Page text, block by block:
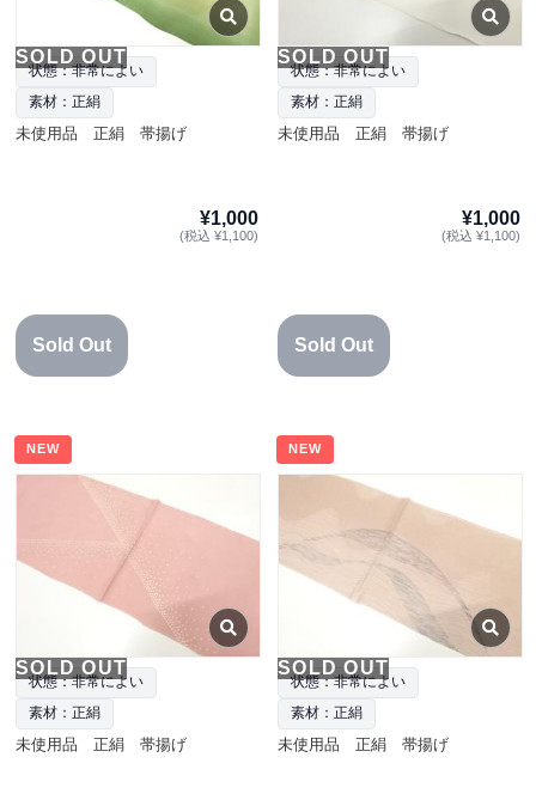
SOLD OUT
状態：非常によい
素材：正絹
未使用品 正絹 帯揚げ
¥1,000
(税込 ¥1,100)
Sold Out
SOLD OUT
状態：非常によい
素材：正絹
未使用品 正絹 帯揚げ
¥1,000
(税込 ¥1,100)
Sold Out
NEW
SOLD OUT
状態：非常によい
素材：正絹
未使用品 正絹 帯揚げ
NEW
SOLD OUT
状態：非常によい
素材：正絹
未使用品 正絹 帯揚げ